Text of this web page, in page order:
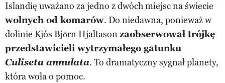
Islandię uważano za jedno z dwóch miejsc na świecie
wolnych od komarów. Do niedawna, ponieważ w
dolinie Kjós Björn Hjaltasonzaobserwował trójkę
przedstawicieli wytrzymałego gatunku
Culiseta annulata. To dramatyczny sygnał planety,
która woła o pomoc.